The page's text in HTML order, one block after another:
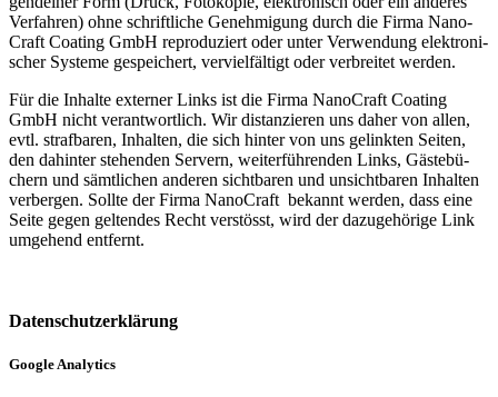
Ver­fah­ren) ohne schrift­li­che Ge­neh­mi­gung durch die Firma Na­no­
Craft Coa­ting GmbH re­pro­du­ziert oder unter Ver­wen­dung elek­tro­ni­
scher Sys­te­me ge­spei­chert, ver­viel­fäl­tigt oder ver­brei­tet wer­den.
Für die In­hal­te ex­ter­ner Links ist die Firma Na­no­Craft Coa­ting
GmbH nicht ver­ant­wort­lich. Wir dis­tan­zie­ren uns daher von allen,
evtl. straf­ba­ren, In­hal­ten, die sich hin­ter von uns ge­link­ten Sei­ten,
den da­hin­ter ste­hen­den Ser­vern, wei­ter­füh­ren­den Links, Gäs­te­bü­
chern und sämt­li­chen an­de­ren sicht­ba­ren und un­sicht­ba­ren In­hal­ten
ver­ber­gen. Soll­te der Firma Na­no­Craft be­kannt wer­den, dass eine
Seite gegen gel­ten­des Recht ver­stösst, wird der da­zu­ge­hö­ri­ge Link
um­ge­hend ent­fernt.
Datenschutzerklärung
Google Analytics